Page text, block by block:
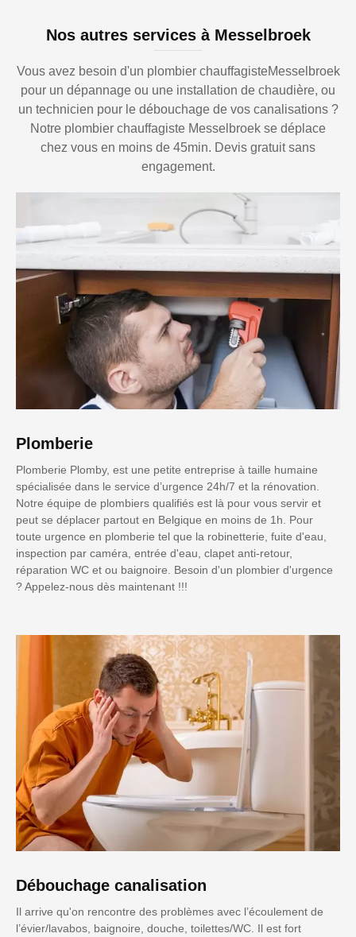
Nos autres services à Messelbroek
Vous avez besoin d'un plombier chauffagisteMesselbroek
pour un dépannage ou une installation de chaudière, ou
un technicien pour le débouchage de vos canalisations ?
Notre plombier chauffagiste Messelbroek se déplace
chez vous en moins de 45min. Devis gratuit sans
engagement.
Plomberie
Plomberie Plomby, est une petite entreprise à taille humaine
spécialisée dans le service d’urgence 24h/7 et la rénovation.
Notre équipe de plombiers qualifiés est là pour vous servir et
peut se déplacer partout en Belgique en moins de 1h. Pour
toute urgence en plomberie tel que la robinetterie, fuite d'eau,
inspection par caméra, entrée d'eau, clapet anti-retour,
réparation WC et ou baignoire. Besoin d'un plombier d'urgence
? Appelez-nous dès maintenant !!!
Débouchage canalisation
Il arrive qu'on rencontre des problèmes avec l’écoulement de
l’évier/lavabos, baignoire, douche, toilettes/WC. Il est fort